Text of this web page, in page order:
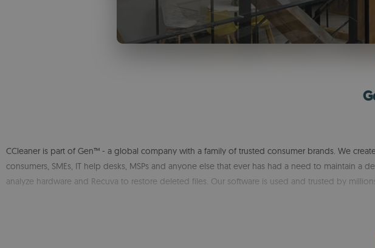
CCleaner is part of Gen™ - a global company with a family of trusted consumer brands. We
consumers, SMEs, IT help desks, MSPs and anyone else that ever has had a need to maintain
analyze hardware and Recuva to restore deleted files. Our software is used and trusted by